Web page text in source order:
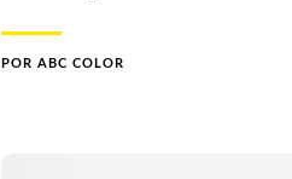
POR ABC COLOR